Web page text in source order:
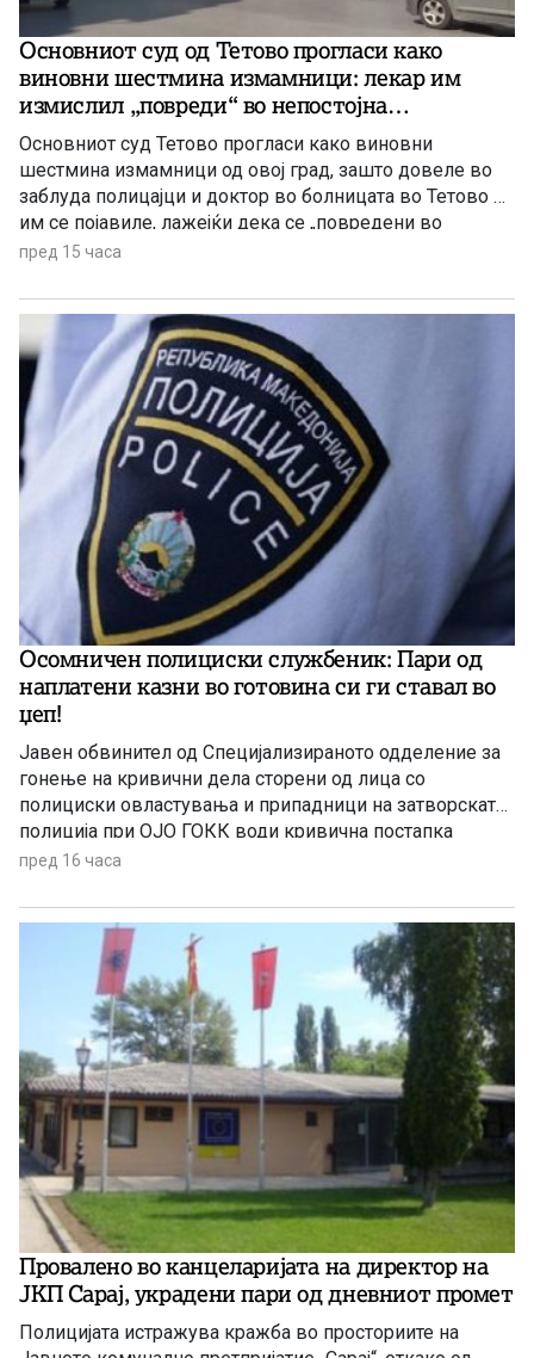
Основниот суд од Тетово прогласи како
виновни шестмина измамници: лекар им
измислил „повреди“ во непостојна
сообраќајка
Основниот суд Тетово прогласи како виновни
шестмина измамници од овој град, зашто довеле во
заблуда полицајци и доктор во болницата во Тетово –
им се појавиле, лажејќи дека се „повредени во
сообраќајка“, па дури добиле и медицински извештај
цел да ја приложат таквата лажна медицинска
документација пред осигурителни компании и да
земат отштета.
пред 15 часа
Осомничен полициски службеник: Пари од
наплатени казни во готовина си ги ставал во
џеп!
Јавен обвинител од Специјализираното одделение за
гонење на кривични дела сторени од лица со
полициски овластувања и припадници на затворската
полиција при ОЈО ГОКК води кривична постапка
против полициски службеник од Одделението за
Скопје, поради постоење основано сомнение дека
сторил продолжено кривично дело Злоупотреба на
службената положба и овластување.
пред 16 часа
Провалено во канцеларијата на директор на
ЈКП Сарај, украдени пари од дневниот промет
Полицијата истражува кражба во просториите на